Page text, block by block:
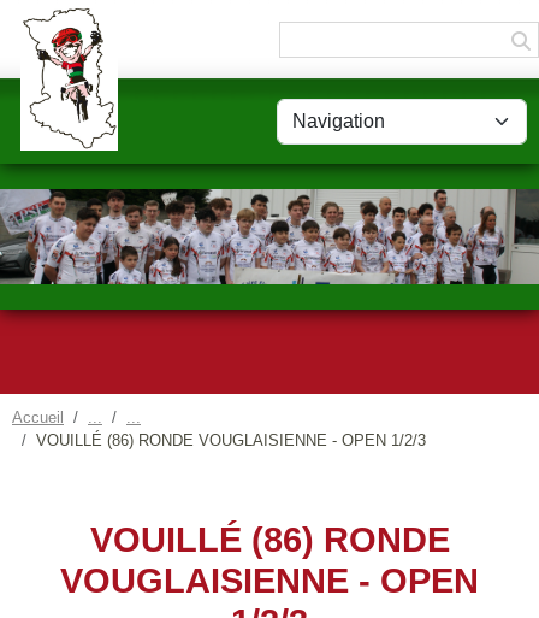
Accueil
VOUILLÉ (86) RONDE VOUGLAISIENNE - OPEN 1/2/3
VOUILLÉ (86) RONDE
VOUGLAISIENNE - OPEN
Panneau de gestion des cookies